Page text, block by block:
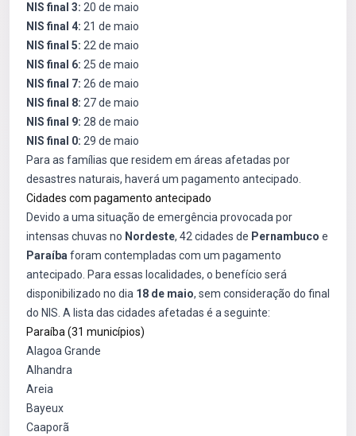
NIS final 3: 20 de maio
NIS final 4: 21 de maio
NIS final 5: 22 de maio
NIS final 6: 25 de maio
NIS final 7: 26 de maio
NIS final 8: 27 de maio
NIS final 9: 28 de maio
NIS final 0: 29 de maio
Para as famílias que residem em áreas afetadas por
desastres naturais, haverá um pagamento antecipado.
Cidades com pagamento antecipado
Devido a uma situação de emergência provocada por
intensas chuvas no Nordeste, 42 cidades de Pernambuco e
Paraíba foram contempladas com um pagamento
antecipado. Para essas localidades, o benefício será
disponibilizado no dia 18 de maio, sem consideração do final
do NIS. A lista das cidades afetadas é a seguinte:
Paraíba (31 municípios)
Alagoa Grande
Alhandra
Areia
Bayeux
Caaporã